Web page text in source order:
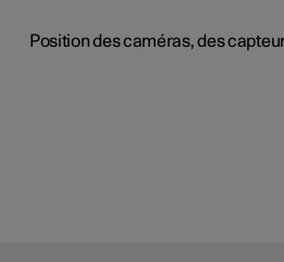
Position des caméras, des